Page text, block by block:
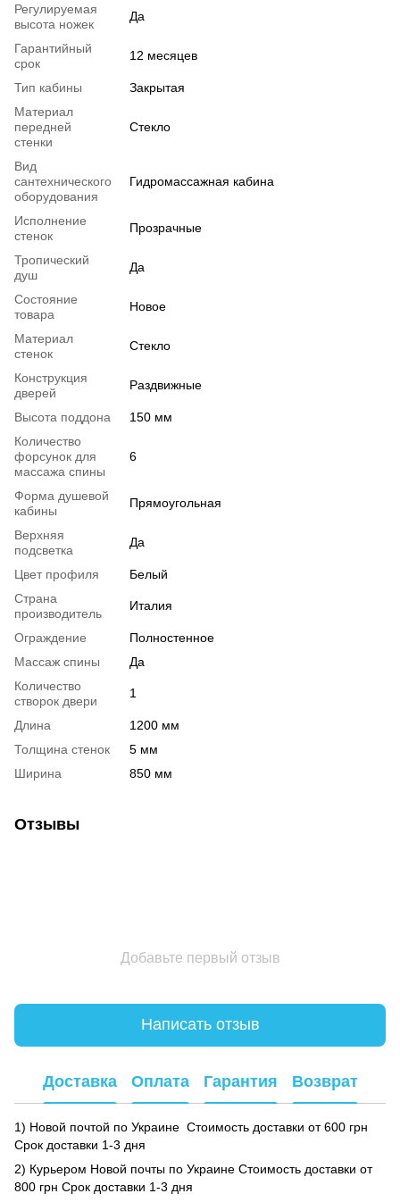
Регулируемая
высота ножек
Да
Гарантийный
срок
12 месяцев
Тип кабины
Закрытая
Материал
передней
стенки
Стекло
Вид
сантехнического
оборудования
Гидромассажная кабина
Исполнение
стенок
Прозрачные
Тропический
душ
Да
Состояние
товара
Новое
Материал
стенок
Стекло
Конструкция
дверей
Раздвижные
Высота поддона
150 мм
Количество
форсунок для
массажа спины
6
Форма душевой
кабины
Прямоугольная
Верхняя
подсветка
Да
Цвет профиля
Белый
Страна
производитель
Италия
Ограждение
Полностенное
Массаж спины
Да
Количество
створок двери
1
Длина
1200 мм
Толщина стенок
5 мм
Ширина
850 мм
Отзывы
Добавьте первый отзыв
Написать отзыв
Доставка Оплата Гарантия Возврат
1) Новой почтой по Украине Стоимость доставки от 600 грн
Срок доставки 1-3 дня
2) Курьером Новой почты по Украине Стоимость доставки от
800 грн Срок доставки 1-3 дня